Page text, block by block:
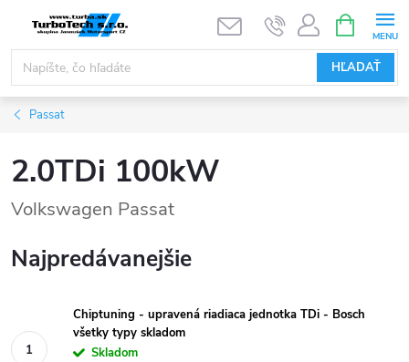
obsah
HĽADAŤ
KOŠÍK
Passat
2.0TDi 100kW
Volkswagen Passat
Najpredávanejšie
Chiptuning - upravená riadiaca jednotka TDi - Bosch
všetky typy skladom
Skladom